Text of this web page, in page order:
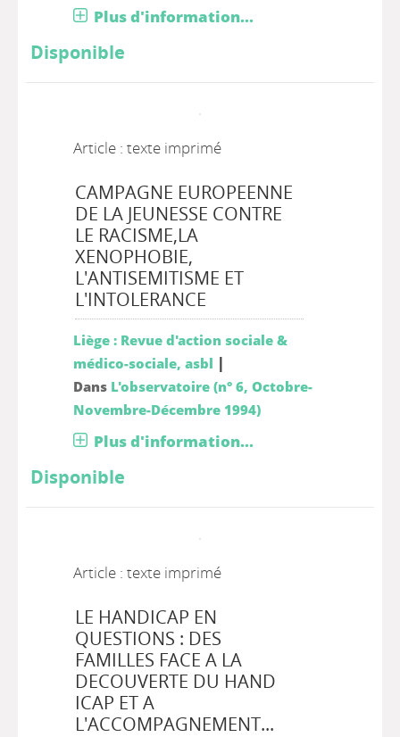
Plus d'information...
Disponible
Article : texte imprimé
CAMPAGNE EUROPEENNE
DE LA JEUNESSE CONTRE
LE RACISME,LA
XENOPHOBIE,
L'ANTISEMITISME ET
L'INTOLERANCE
Liège : Revue d'action sociale &
médico-sociale, asbl |
Dans L'observatoire (n° 6, Octobre-
Novembre-Décembre 1994)
Plus d'information...
Disponible
Article : texte imprimé
LE HANDICAP EN
QUESTIONS : DES
FAMILLES FACE A LA
DECOUVERTE DU HAND
ICAP ET A
L'ACCOMPAGNEMENT...